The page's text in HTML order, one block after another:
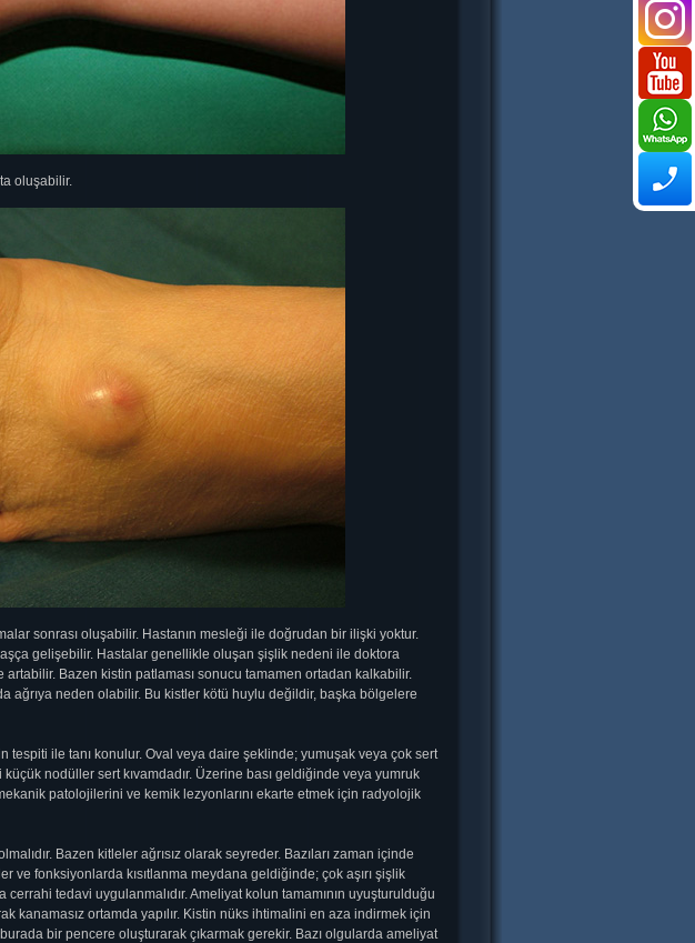
oluşabilir.
sonrası oluşabilir. Hastanın mesleği ile doğrudan bir ilişki yoktur.
gelişebilir. Hastalar genellikle oluşan şişlik nedeni ile doktora
Bazen kistin patlaması sonucu tamamen ortadan kalkabilir.
ağrıya neden olabilir. Bu kistler kötü huylu değildir, başka bölgelere
tespiti ile tanı konulur. Oval veya daire şeklinde; yumuşak veya çok sert
nodüller sert kıvamdadır. Üzerine bası geldiğinde veya yumruk
patolojilerini ve kemik lezyonlarını ekarte etmek için radyolojik
Bazen kitleler ağrısız olarak seyreder. Bazıları zaman içinde
ve fonksiyonlarda kısıtlanma meydana geldiğinde; çok aşırı şişlik
tedavi uygulanmalıdır. Ameliyat kolun tamamının uyuşturulduğu
kanamasız ortamda yapılır. Kistin nüks ihtimalini en aza indirmek için
bir pencere oluşturarak çıkarmak gerekir. Bazı olgularda ameliyat